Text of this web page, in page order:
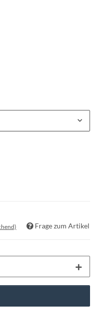
Frage zum Artikel